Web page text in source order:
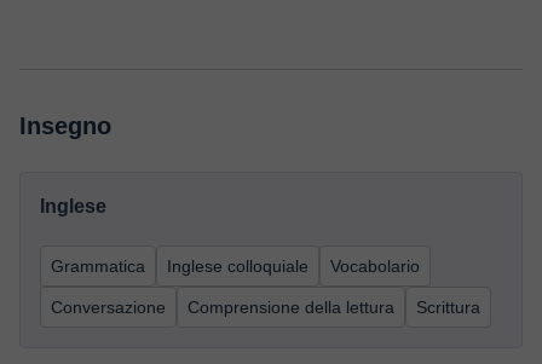
Insegno
Inglese
Grammatica Inglese colloquiale Vocabolario
Conversazione Comprensione della lettura Scrittura